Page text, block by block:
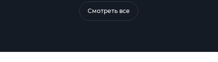
Смотреть все